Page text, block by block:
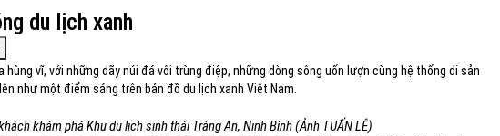
du lịch xanh
hùng vĩ, với những dãy núi đá vôi trùng điệp, những dòng sông uốn lượn cùng hệ thống di sản
như một điểm sáng trên bản đồ du lịch xanh Việt Nam.
khám phá Khu du lịch sinh thái Tràng An, Ninh Bình (Ảnh TUẤN LÊ)